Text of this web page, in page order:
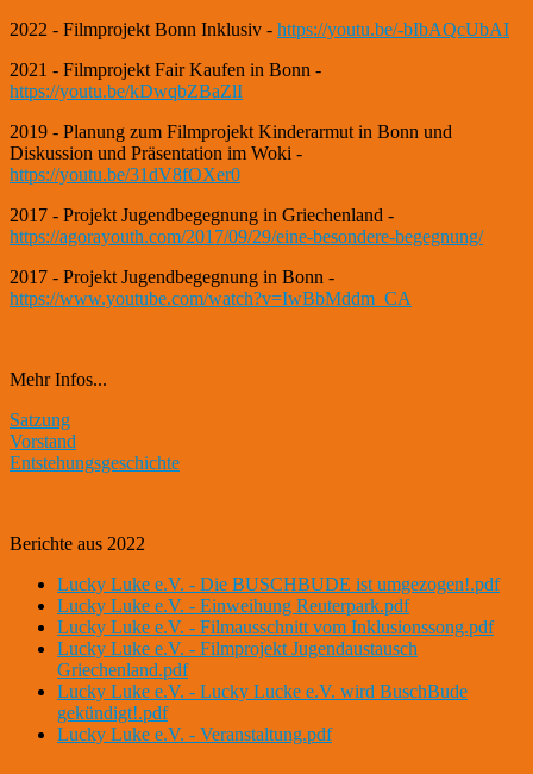
2022 - Filmprojekt Bonn Inklusiv - https://youtu.be/-bIbAQcUbAI
2021 - Filmprojekt Fair Kaufen in Bonn -
https://youtu.be/kDwqbZBaZlI
2019 - Planung zum Filmprojekt Kinderarmut in Bonn und
Diskussion und Präsentation im Woki -
https://youtu.be/31dV8fOXer0
2017 - Projekt Jugendbegegnung in Griechenland -
https://agorayouth.com/2017/09/29/eine-besondere-begegnung/
2017 - Projekt Jugendbegegnung in Bonn -
https://www.youtube.com/watch?v=IwBbMddm_CA
Mehr Infos...
Satzung
Vorstand
Entstehungsgeschichte
Berichte aus 2022
Lucky Luke e.V. - Die BUSCHBUDE ist umgezogen!.pdf
Lucky Luke e.V. - Einweihung Reuterpark.pdf
Lucky Luke e.V. - Filmausschnitt vom Inklusionssong.pdf
Lucky Luke e.V. - Filmprojekt Jugendaustausch
Griechenland.pdf
Lucky Luke e.V. - Lucky Lucke e.V. wird BuschBude
gekündigt!.pdf
Lucky Luke e.V. - Veranstaltung.pdf